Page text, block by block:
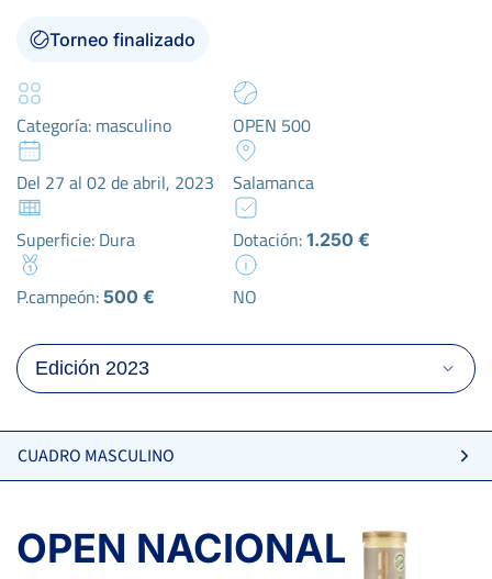
Torneo finalizado
Categoría: masculino OPEN 500
Del 27 al 02 de abril, 2023 Salamanca
Superficie: Dura Dotación: 1.250 €
P.campeón: 500 € NO
CUADRO MASCULINO
OPEN NACIONAL